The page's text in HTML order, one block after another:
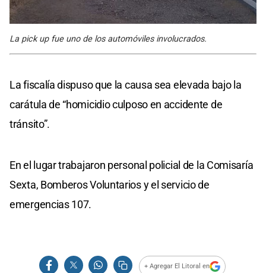
La pick up fue uno de los automóviles involucrados.
La fiscalía dispuso que la causa sea elevada bajo la
carátula de “homicidio culposo en accidente de
tránsito”.
En el lugar trabajaron personal policial de la Comisaría
Sexta, Bomberos Voluntarios y el servicio de
emergencias 107.
+ Agregar El Litoral en